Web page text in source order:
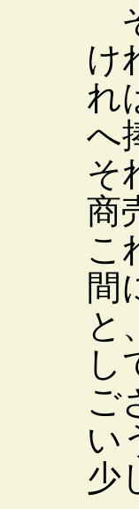
け
れ
へ
そ
商
こ
間
と
し
ご
い
少